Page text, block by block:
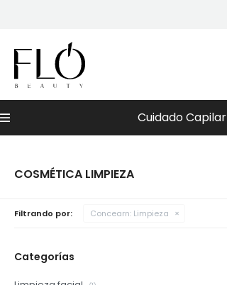
Menú Cuidado Capilar
COSMÉTICA LIMPIEZA
Filtrando por: Concearn: Limpieza
Categorías